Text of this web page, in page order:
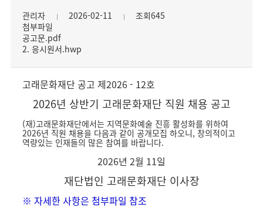
관리자 2026-02-11
조회645
첨부파일
공고문.pdf
2. 응시원서.hwp
고래문화재단 공고 제2026 - 12호
2026년 상반기 고래문화재단 직원 채용 공고
(재)고래문화재단에서는 지역문화예술 진흥 활성화를 위하여
2026년 직원 채용을 다음과 같이 공개모집 하오니, 창의적이고
역량있는 인재들의 많은 참여를 바랍니다.
2026년 2월 11일
재단법인 고래문화재단 이사장
※ 자세한 사항은 첨부파일 참조